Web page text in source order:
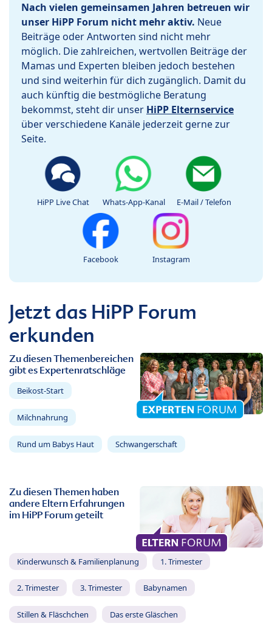
Nach vielen gemeinsamen Jahren betreuen wir
unser HiPP Forum nicht mehr aktiv. Neue
Beiträge oder Antworten sind nicht mehr
möglich. Die zahlreichen, wertvollen Beiträge der
Mamas und Experten bleiben jedoch bestehen
und sind weiterhin für dich zugänglich. Damit du
auch künftig die bestmögliche Beratung
bekommst, steht dir unser HiPP Elternservice
über verschiedene Kanäle jederzeit gerne zur
Seite.
HiPP Live Chat Whats-App-Kanal E-Mail / Telefon
Facebook Instagram
Jetzt das HiPP Forum
erkunden
Zu diesen Themenbereichen
gibt es Expertenratschläge
Beikost-Start
Milchnahrung
Rund um Babys Haut Schwangerschaft
Zu diesen Themen haben
andere Eltern Erfahrungen
im HiPP Forum geteilt
Kinderwunsch & Familienplanung 1. Trimester
2. Trimester 3. Trimester Babynamen
Stillen & Fläschchen Das erste Gläschen